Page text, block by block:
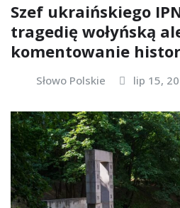
Szef ukraińskiego
tragedię wołyńską
komentowanie
Słowo Polskie lip 15,